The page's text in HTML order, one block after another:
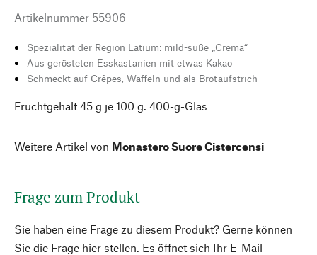
Artikelnummer 55906
Spezialität der Region Latium: mild-süße „Crema“
Aus gerösteten Esskastanien mit etwas Kakao
Schmeckt auf Crêpes, Waffeln und als Brotaufstrich
Fruchtgehalt 45 g je 100 g. 400-g-Glas
Weitere Artikel von Monastero Suore Cistercensi
Frage zum Produkt
Sie haben eine Frage zu diesem Produkt? Gerne können
Sie die Frage hier stellen. Es öffnet sich Ihr E-Mail-